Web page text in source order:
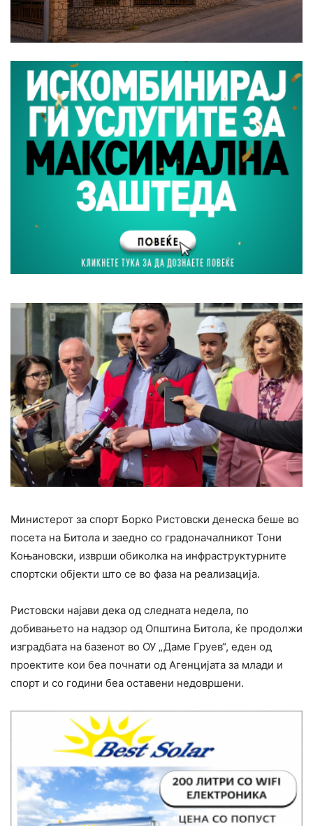
Министерот за спорт Борко Ристовски денеска беше во
посета на Битола и заедно со градоначалникот Тони
Коњановски, изврши обиколка на инфраструктурните
спортски објекти што се во фаза на реализација.
Ристовски најави дека од следната недела, по
добивањето на надзор од Општина Битола, ќе продолжи
изградбата на базенот во ОУ „Даме Груев“, еден од
проектите кои беа почнати од Агенцијата за млади и
спорт и со години беа оставени недовршени.